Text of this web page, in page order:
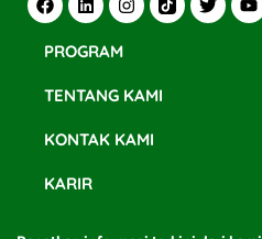
PROGRAM
TENTANG KAMI
KONTAK KAMI
KARIR